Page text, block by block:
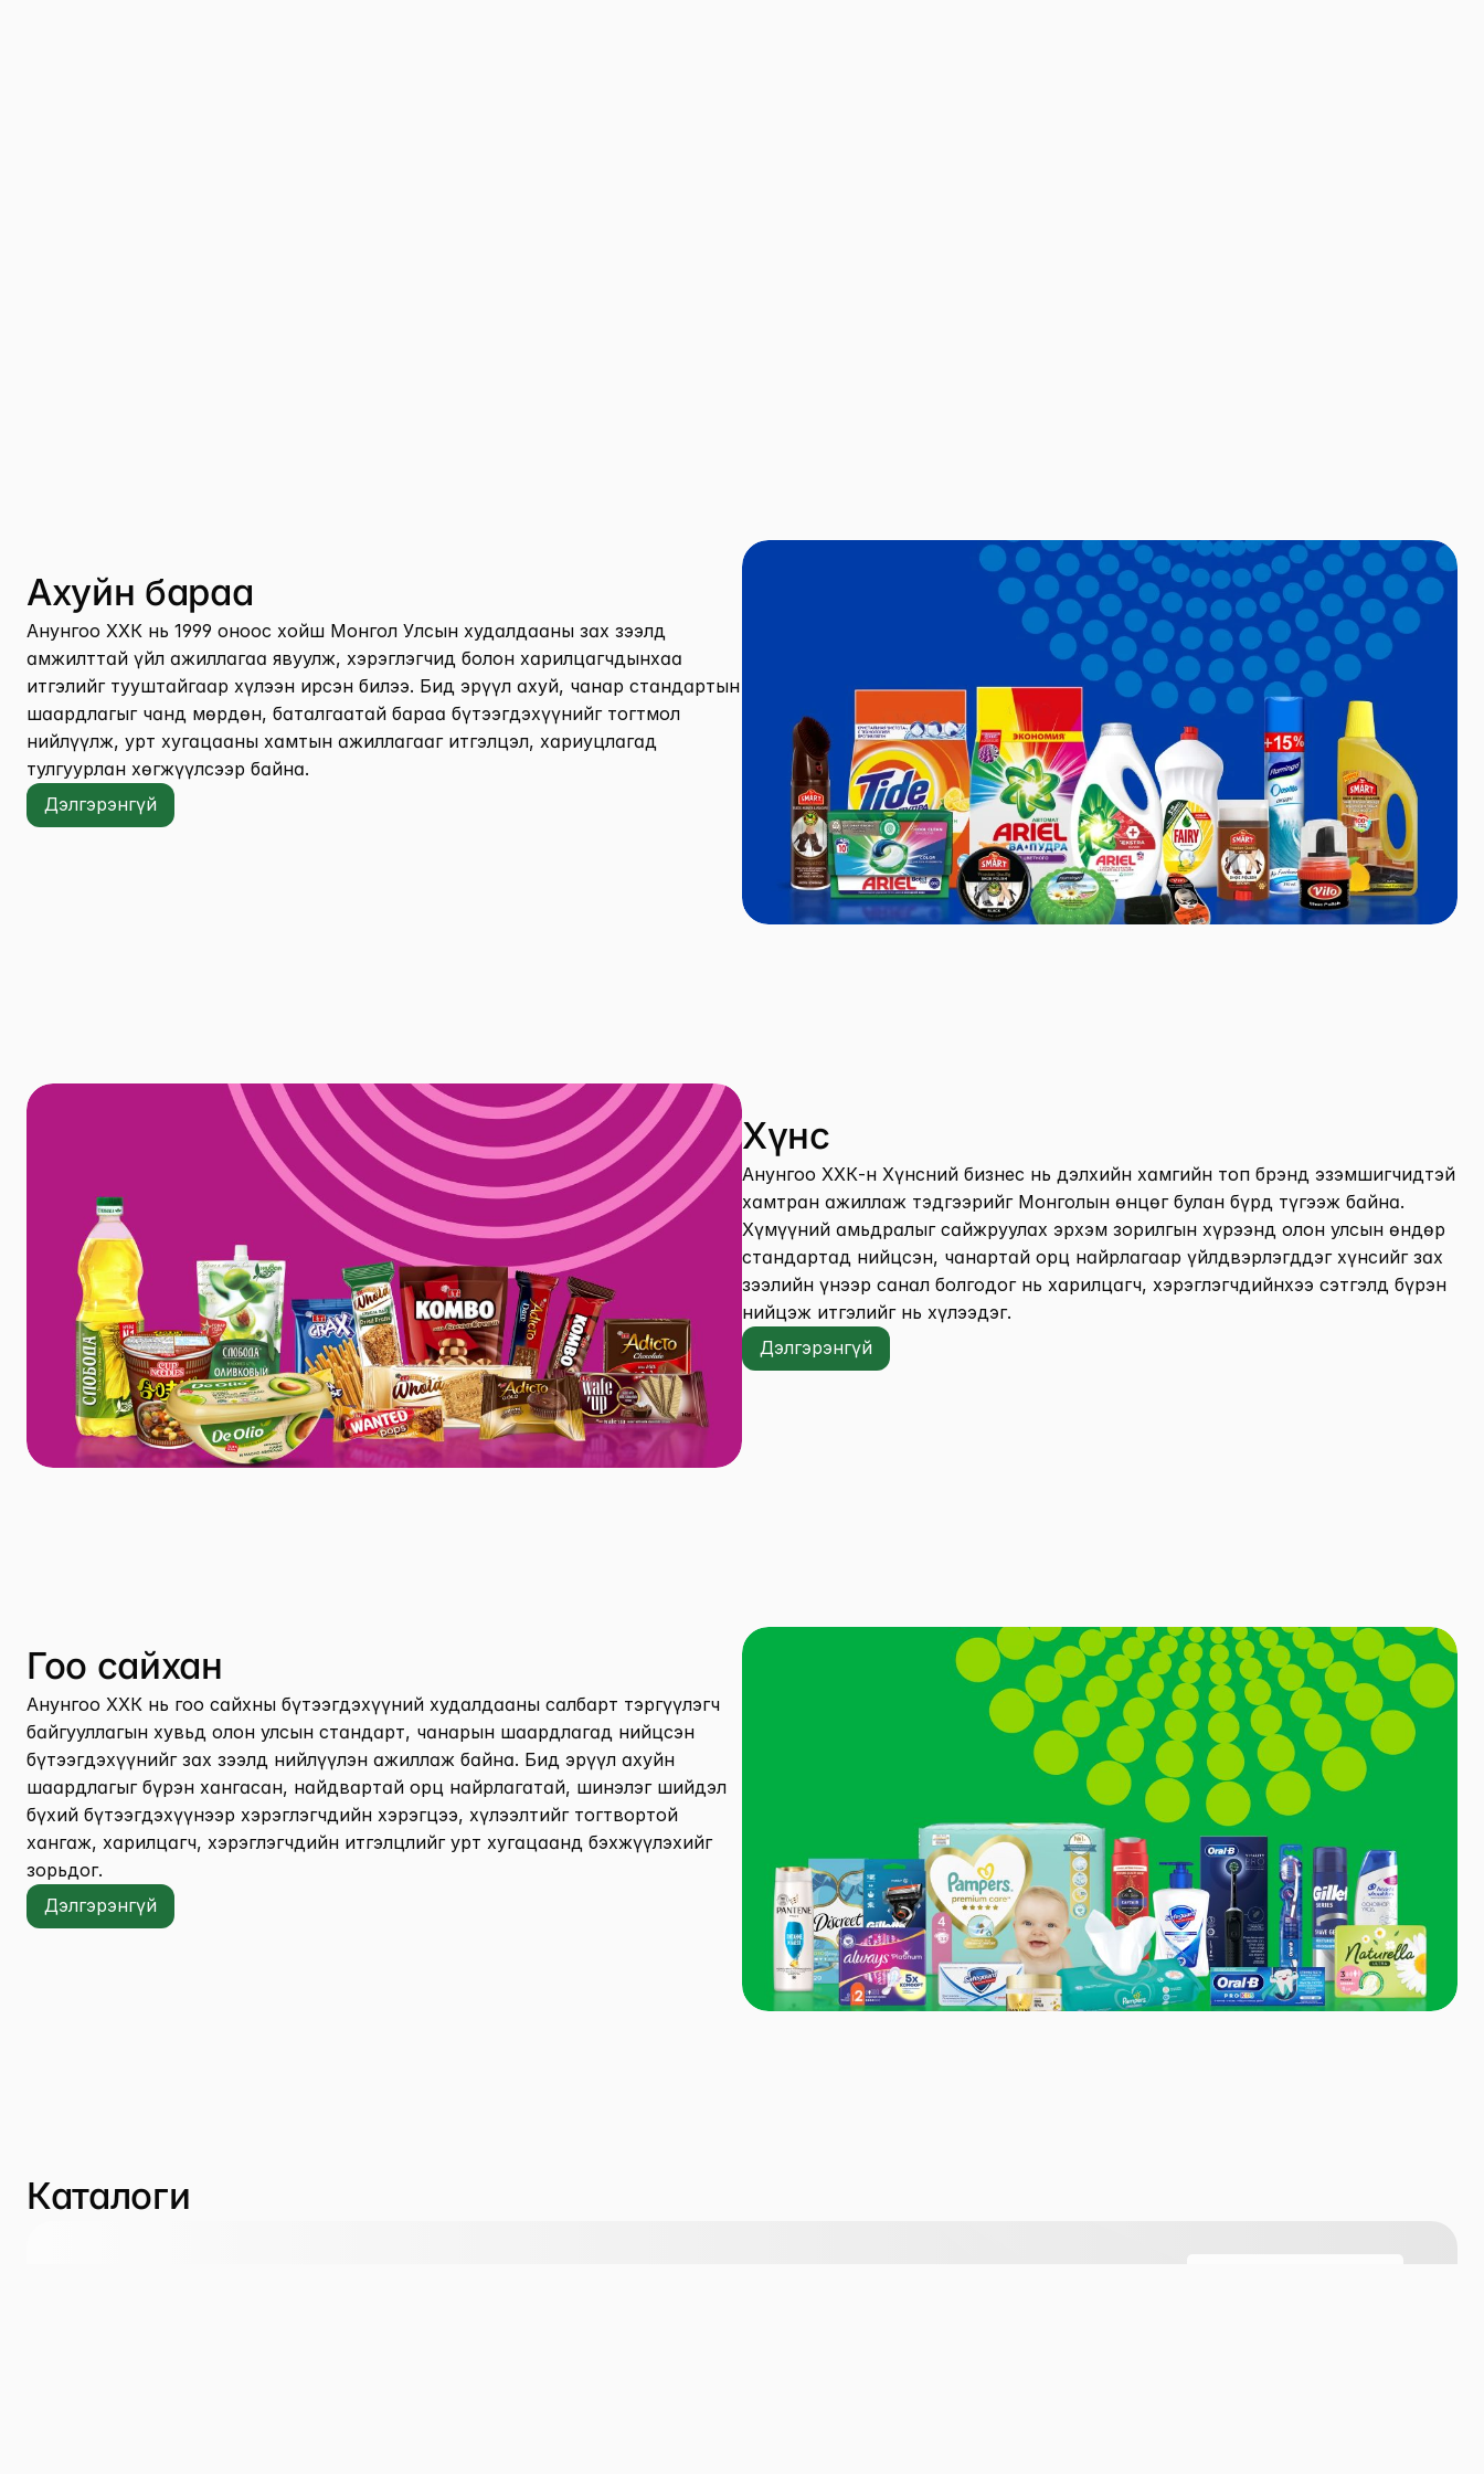
Ахуйн бараа
Анунгоо ХХК нь 1999 оноос хойш Монгол Улсын худалдааны зах зээлд
амжилттай үйл ажиллагаа явуулж, хэрэглэгчид болон харилцагчдынхаа
итгэлийг тууштайгаар хүлээн ирсэн билээ. Бид эрүүл ахуй, чанар стандартын
шаардлагыг чанд мөрдөн, баталгаатай бараа бүтээгдэхүүнийг тогтмол
нийлүүлж, урт хугацааны хамтын ажиллагааг итгэлцэл, хариуцлагад
тулгуурлан хөгжүүлсээр байна.
Дэлгэрэнгүй
Дэлгэрэнгүй
Хүнс
Анунгоо ХХК-н Хүнсний бизнес нь дэлхийн хамгийн топ брэнд эзэмшигчидтэй
хамтран ажиллаж тэдгээрийг Монголын өнцөг булан бүрд түгээж байна.
Хүмүүний амьдралыг сайжруулах эрхэм зорилгын хүрээнд олон улсын өндөр
стандартад нийцсэн, чанартай орц найрлагаар үйлдвэрлэгддэг хүнсийг зах
зээлийн үнээр санал болгодог нь харилцагч, хэрэглэгчдийнхээ сэтгэлд бүрэн
нийцэж итгэлийг нь хүлээдэг.
Дэлгэрэнгүй
Дэлгэрэнгүй
Гоо сайхан
Анунгоо ХХК нь гоо сайхны бүтээгдэхүүний худалдааны салбарт тэргүүлэгч
байгууллагын хувьд олон улсын стандарт, чанарын шаардлагад нийцсэн
бүтээгдэхүүнийг зах зээлд нийлүүлэн ажиллаж байна. Бид эрүүл ахуйн
шаардлагыг бүрэн хангасан, найдвартай орц найрлагатай, шинэлэг шийдэл
бүхий бүтээгдэхүүнээр хэрэглэгчдийн хэрэгцээ, хүлээлтийг тогтвортой
хангаж, харилцагч, хэрэглэгчдийн итгэлцлийг урт хугацаанд бэхжүүлэхийг
зорьдог.
Дэлгэрэнгүй
Дэлгэрэнгүй
Каталоги